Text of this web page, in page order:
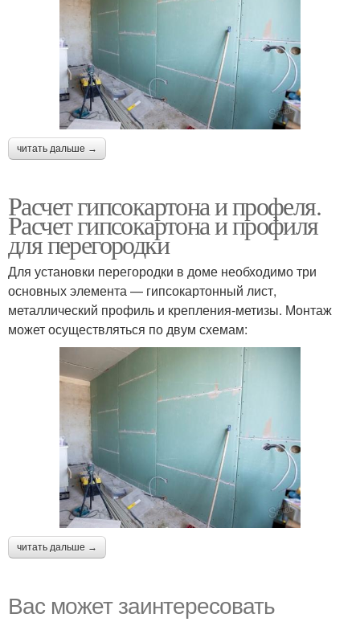
читать дальше →
Расчет гипсокартона и профеля.
Расчет гипсокартона и профиля
для перегородки
Для установки перегородки в доме необходимо три
основных элемента — гипсокартонный лист,
металлический профиль и крепления-метизы. Монтаж
может осуществляться по двум схемам:
читать дальше →
Вас может заинтересовать